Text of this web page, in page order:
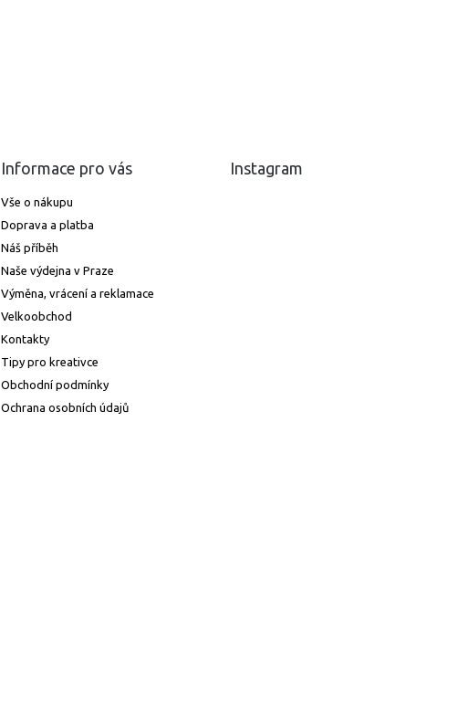
Informace pro vás
Vše o nákupu
Doprava a platba
Náš příběh
Naše výdejna v Praze
Výměna, vrácení a reklamace
Velkoobchod
Kontakty
Tipy pro kreativce
Obchodní podmínky
Ochrana osobních údajů
Instagram